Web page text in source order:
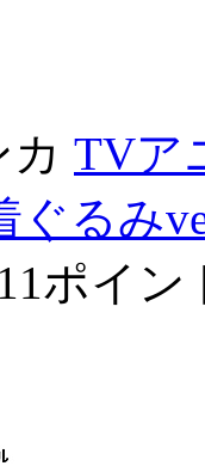
TVア
ぐるみ
11ポイ